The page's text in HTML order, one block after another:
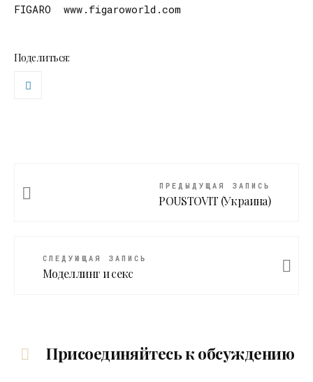
FIGARO www.figaroworld.com
Поделиться:
ПРЕДЫДУЩАЯ ЗАПИСЬ
POUSTOVIT (Украина)
СЛЕДУЮЩАЯ ЗАПИСЬ
Моделлинг и секс
Присоединяйтесь к обсуждению